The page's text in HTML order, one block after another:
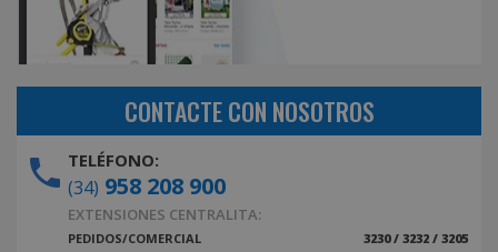
CONTACTE CON NOSOTROS
TELÉFONO:
(34) 958 208 900
EXTENSIONES CENTRALITA:
PEDIDOS/COMERCIAL
3230 / 3232 / 3205